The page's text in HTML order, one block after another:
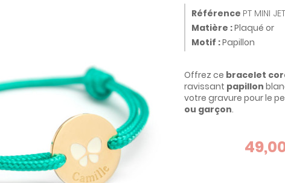
Référence PT MINI
Matière :Plaqué or
Motif :Papillon
Offrez ce bracelet
ravissant papillon
votre gravure pour le
ou garçon.